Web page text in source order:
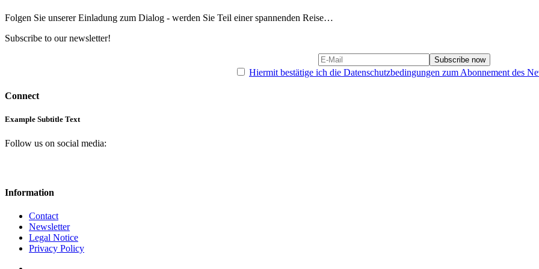
Folgen Sie unserer Einladung zum Dialog - werden Sie Teil einer spannenden Reise…
Subscribe to our newsletter!
Hiermit bestätige ich die Datenschutzbedingungen zum Abonnement des
Connect
Example Subtitle Text
Follow us on social media:
Information
Contact
Newsletter
Legal Notice
Privacy Policy